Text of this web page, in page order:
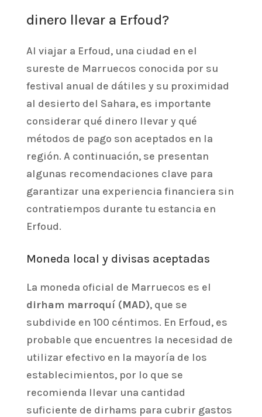
dinero llevar a Erfoud?
Al viajar a Erfoud, una ciudad en el
sureste de Marruecos conocida por su
festival anual de dátiles y su proximidad
al desierto del Sahara, es importante
considerar qué dinero llevar y qué
métodos de pago son aceptados en la
región. A continuación, se presentan
algunas recomendaciones clave para
garantizar una experiencia financiera sin
contratiempos durante tu estancia en
Erfoud.
Moneda local y divisas aceptadas
La moneda oficial de Marruecos es el
dirham marroquí (MAD), que se
subdivide en 100 céntimos. En Erfoud, es
probable que encuentres la necesidad de
utilizar efectivo en la mayoría de los
establecimientos, por lo que se
recomienda llevar una cantidad
suficiente de dirhams para cubrir gastos